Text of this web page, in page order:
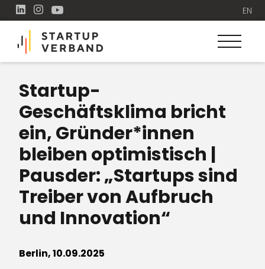
EN
Startup-
Geschäftsklima bricht
ein, Gründer*innen
bleiben optimistisch |
Pausder: „Startups sind
Treiber von Aufbruch
und Innovation“
Berlin, 10.09.2025